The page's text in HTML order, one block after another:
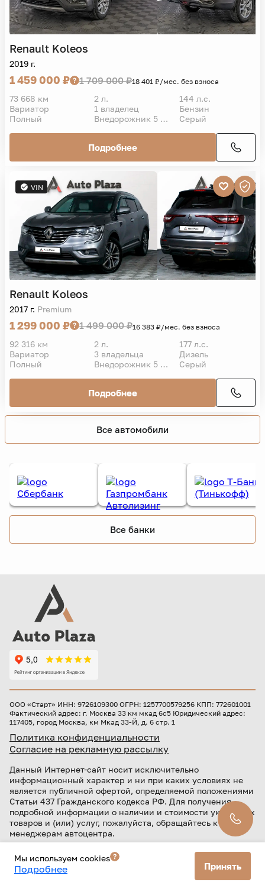
Renault Koleos
2019 г.
1 459 000 ₽ 1 709 000 ₽18 401 ₽/мес. без взноса
73 668 км 2 л.
144 л.с.
Вариатор
1 владелец
Бензин
Полный
Внедорожник 5 дв. Серый
Подробнее
VIN
Renault Koleos
2017 г. Premium
1 299 000 ₽ 1 499 000 ₽16 383 ₽/мес. без взноса
92 316 км 2 л.
177 л.с.
Вариатор
3 владельца
Дизель
Полный
Внедорожник 5 дв. Серый
Подробнее
Все автомобили
Все банки
ООО «Старт» ИНН: 9726109300 ОГРН: 1257700579256 КПП: 772601001
Фактический адрес: г. Москва 33 км мкад 6с5 Юридический адрес:
117405, город Москва, км Мкад 33-Й, д. 6 стр. 1
Политика конфиденциальности
Согласие на рекламную рассылку
Данный Интернет-сайт носит исключительно
информационный характер и ни при каких условиях не
является публичной офертой, определяемой положениями
Статьи 437 Гражданского кодекса РФ. Для получения
подробной информации о наличии и стоимости указанных
товаров и (или) услуг, пожалуйста, обращайтесь к
менеджерам автоцентра.
ЦБ РФ № 2673 от 09.07.2024 г
Мы используем cookies
Подробнее Принять